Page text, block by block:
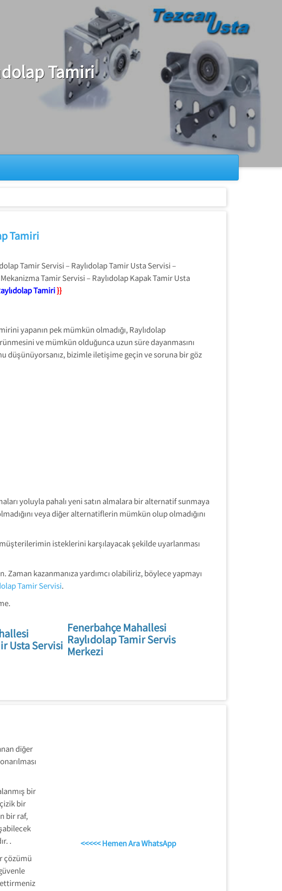
Tamiri
Tamiri
Tamir Servisi – Raylıdolap Tamir Usta Servisi –
Tamir Servisi – Raylıdolap Kapak Tamir Usta
Tamiri}}
yapanın pek mümkün olmadığı, Raylıdolap
ve mümkün olduğunca uzun süre dayanmasını
düşünüyorsanız, bizimle iletişime geçin ve soruna bir göz
yoluyla pahalı yeni satın almalara bir alternatif sunmaya
veya diğer alternatiflerin mümkün olup olmadığını
isteklerini karşılayacak şekilde uyarlanması
Zaman kazanmanıza yardımcı olabiliriz, böylece yapmayı
Tamir Servisi.
Usta Servisi
Fenerbahçe Mahallesi
Raylıdolap Tamir Servis
Merkezi
diğer
bir
bir
bir raf,
.
çözümü
ettirmeniz
<<<<< Hemen Ara WhatsApp